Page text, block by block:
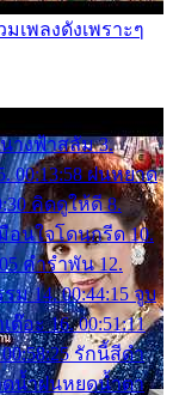
พลงดังเพราะๆ
นางฟ้าสลัม 3.
00:13:58 ฝนหยาด
คิดดูให้ดี 8.
อนใจโดนกรีด 10.
คำรำพัน 12.
ม 14. 00:44:15 จูบ
อะ 16. 00:51:11
รักนี้สีดำ
าดน้ำฝนหยดน้ำตา